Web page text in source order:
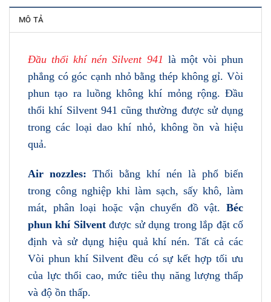
MÔ TẢ
Đầu thổi khí nén Silvent 941 là một vòi phun
phẳng có góc cạnh nhỏ bằng thép không gỉ. Vòi
phun tạo ra luồng không khí mỏng rộng. Đầu
thổi khí Silvent 941 cũng thường được sử dụng
trong các loại dao khí nhỏ, không ồn và hiệu
quả.
Air nozzles: Thổi bằng khí nén là phổ biến
trong công nghiệp khi làm sạch, sấy khô, làm
mát, phân loại hoặc vận chuyển đồ vật. Béc
phun khí Silventđược sử dụng trong lắp đặt cố
định và sử dụng hiệu quả khí nén. Tất cả các
Vòi phun khí Silvent đều có sự kết hợp tối ưu
của lực thổi cao, mức tiêu thụ năng lượng thấp
và độ ồn thấp.